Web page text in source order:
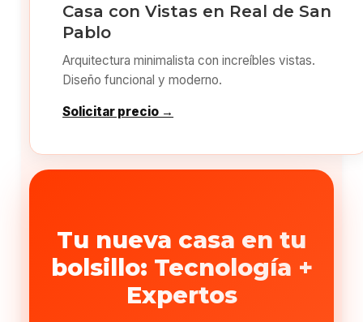
Casa con Vistas en Real de San
Pablo
Arquitectura minimalista con increíbles vistas.
Diseño funcional y moderno.
Solicitar precio →
Tu nueva casa en tu
bolsillo: Tecnología +
Expertos